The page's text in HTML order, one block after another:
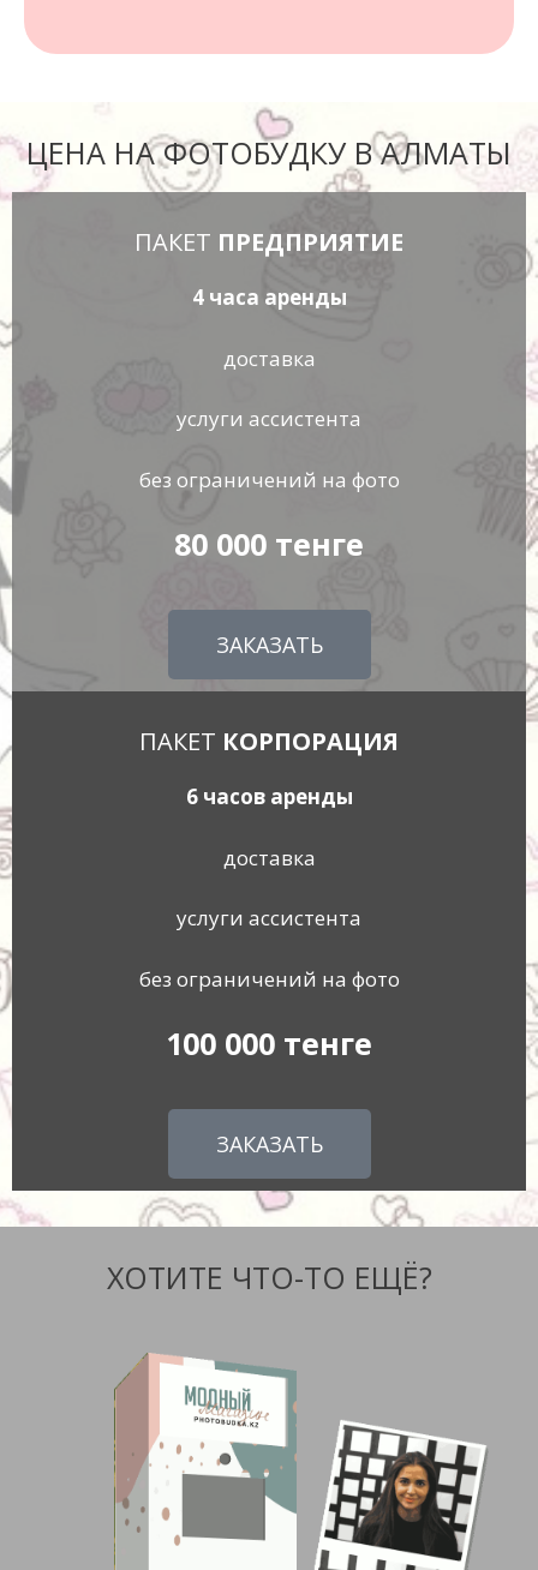
ЦЕНА НА ФОТОБУДКУ В АЛМАТЫ
ПАКЕТ ПРЕДПРИЯТИЕ
4 часа аренды
доставка
услуги ассистента
без ограничений на фото
80 000 тенге
ЗАКАЗАТЬ
ПАКЕТ КОРПОРАЦИЯ
6 часов аренды
доставка
услуги ассистента
без ограничений на фото
100 000 тенге
ЗАКАЗАТЬ
ХОТИТЕ ЧТО-ТО ЕЩЁ?